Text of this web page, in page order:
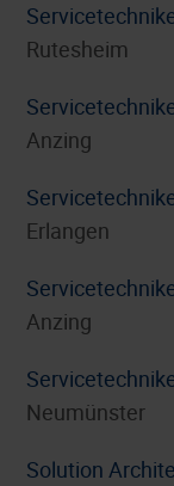
Rutesheim
Anzing
Erlangen
Anzing
Neumünster
Solution